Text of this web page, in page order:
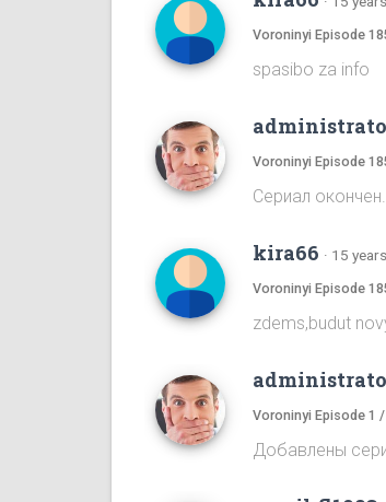
Voroninyi Episode
spasibo za info
Voroninyi Episode
Сериал
kira66 · 15
Voroninyi Episode
zdems,budut
Voroninyi Episode 1
Добавлены